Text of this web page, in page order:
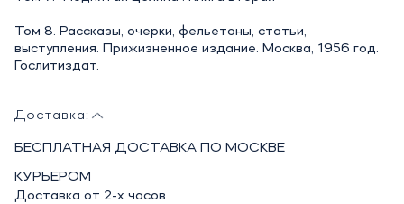
Том 8. Рассказы, очерки, фельетоны, статьи,
выступления. Прижизненное издание. Москва, 1956 год.
Гослитиздат.
Доставка:
БЕСПЛАТНАЯ ДОСТАВКА ПО МОСКВЕ
КУРЬЕРОМ
Доставка от 2-х часов